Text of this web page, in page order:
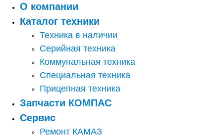
О компании
Каталог техники
Техника в наличии
Серийная техника
Коммунальная техника
Специальная техника
Прицепная техника
Запчасти КОМПАС
Сервис
Ремонт КАМАЗ